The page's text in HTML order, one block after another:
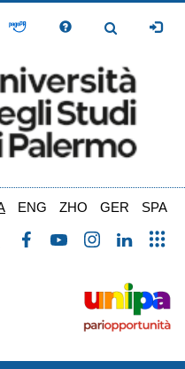
Toggle
ENG ZHO GER SPA